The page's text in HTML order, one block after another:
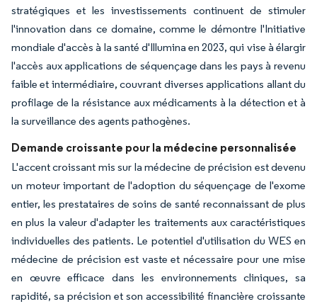
stratégiques et les investissements continuent de stimuler
l'innovation dans ce domaine, comme le démontre l'Initiative
mondiale d'accès à la santé d'Illumina en 2023, qui vise à élargir
l'accès aux applications de séquençage dans les pays à revenu
faible et intermédiaire, couvrant diverses applications allant du
profilage de la résistance aux médicaments à la détection et à
la surveillance des agents pathogènes.
Demande croissante pour la médecine personnalisée
L'accent croissant mis sur la médecine de précision est devenu
un moteur important de l'adoption du séquençage de l'exome
entier, les prestataires de soins de santé reconnaissant de plus
en plus la valeur d'adapter les traitements aux caractéristiques
individuelles des patients. Le potentiel d'utilisation du WES en
médecine de précision est vaste et nécessaire pour une mise
en œuvre efficace dans les environnements cliniques, sa
rapidité, sa précision et son accessibilité financière croissante